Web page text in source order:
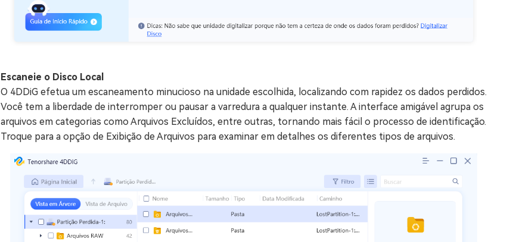
Escaneie o Disco Local
O 4DDiG efetua um escaneamento minucioso na unidade escolhida, localizando com rapidez os dados perdidos.
Você tem a liberdade de interromper ou pausar a varredura a qualquer instante. A interface amigável agrupa os
arquivos em categorias como Arquivos Excluídos, entre outras, tornando mais fácil o processo de identificação.
Troque para a opção de Exibição de Arquivos para examinar em detalhes os diferentes tipos de arquivos.